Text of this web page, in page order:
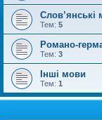
Слов’янські
Тем: 5
Романо-
Тем: 3
Інші мови
Тем: 1